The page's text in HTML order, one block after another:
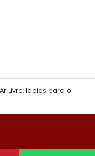
Livre: Ideias para o